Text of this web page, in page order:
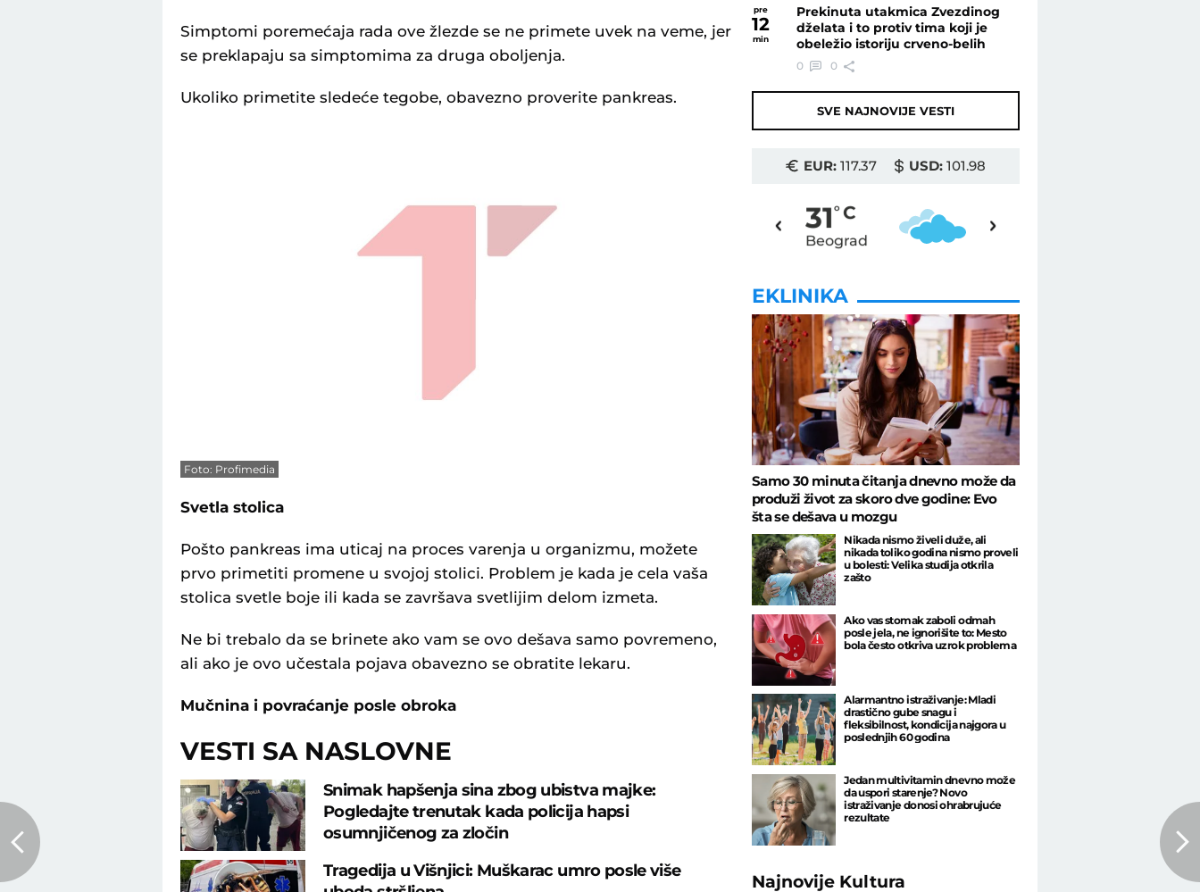
Simptomi poremećaja rada ove žlezde se ne primete uvek na veme, jer
se preklapaju sa simptomima za druga oboljenja.
Ukoliko primetite sledeće tegobe, obavezno proverite pankreas.
Foto: Profimedia
Svetla stolica
Pošto pankreas ima uticaj na proces varenja u organizmu, možete
prvo primetiti promene u svojoj stolici. Problem je kada je cela vaša
stolica svetle boje ili kada se završava svetlijim delom izmeta.
Ne bi trebalo da se brinete ako vam se ovo dešava samo povremeno,
ali ako je ovo učestala pojava obavezno se obratite lekaru.
Mučnina i povraćanje posle obroka
VESTI SA NASLOVNE
Snimak hapšenja sina zbog ubistva majke:
Pogledajte trenutak kada policija hapsi
osumnjičenog za zločin
Tragedija u Višnjici: Muškarac umro posle više
pre
12
min
Prekinuta utakmica Zvezdinog
dželata i to protiv tima koji je
obeležio istoriju crveno-belih
0 0
SVE NAJNOVIJE VESTI
EUR:117.37 USD: 101.98
31 31 o C
Beograd
EKLINIKA
Samo 30 minuta čitanja dnevno može da
produži život za skoro dve godine: Evo
šta se dešava u mozgu
Nikada nismo živeli duže, ali
nikada toliko godina nismo proveli
u bolesti: Velika studija otkrila
zašto
Ako vas stomak zaboli odmah
posle jela, ne ignorišite to: Mesto
bola često otkriva uzrok problema
Alarmantno istraživanje: Mladi
drastično gube snagu i
fleksibilnost, kondicija najgora u
poslednjih 60 godina
Jedan multivitamin dnevno može
da uspori starenje? Novo
istraživanje donosi ohrabrujuće
rezultate
Najnovije Kultura